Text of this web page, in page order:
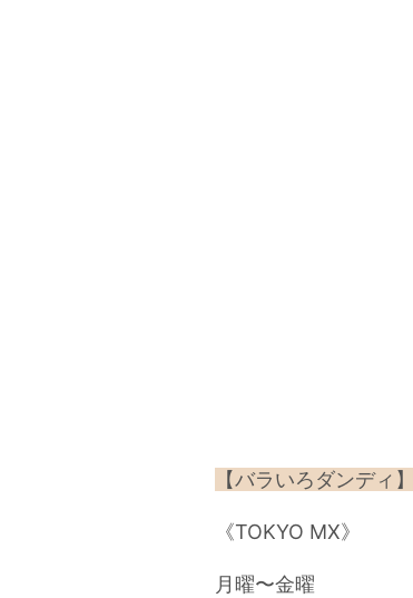
【バラいろダンディ】
《TOKYO MX》
月曜〜金曜